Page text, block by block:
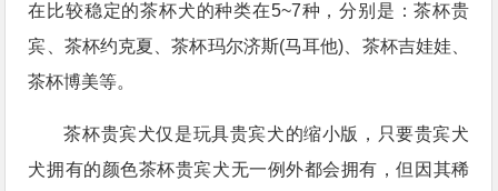
在比较稳定的茶杯犬的种类在5~7种，分别是：茶杯贵
宾、茶杯约克夏、茶杯玛尔济斯(马耳他)、茶杯吉娃娃、
茶杯博美等。
茶杯贵宾犬仅是玩具贵宾犬的缩小版，只要贵宾犬
犬拥有的颜色茶杯贵宾犬无一例外都会拥有，但因其稀